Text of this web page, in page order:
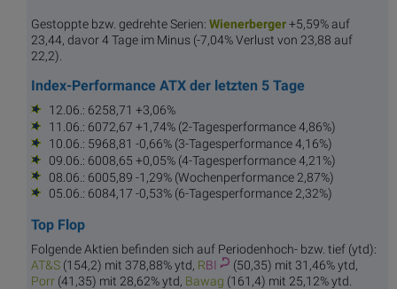
Gestoppte bzw. gedrehte Serien: Wienerberger+5,59% auf
23,44, davor 4 Tage im Minus (-7,04% Verlust von 23,88 auf
22,2).
Index-Performance ATX der letzten 5 Tage
12.06.: 6258,71 +3,06%
11.06.: 6072,67 +1,74% (2-Tagesperformance 4,86%)
10.06.: 5968,81 -0,66% (3-Tagesperformance 4,16%)
09.06.: 6008,65 +0,05% (4-Tagesperformance 4,21%)
08.06.: 6005,89 -1,29% (Wochenperformance 2,87%)
05.06.: 6084,17 -0,53% (6-Tagesperformance 2,32%)
Top Flop
Folgende Aktien befinden sich auf Periodenhoch- bzw. tief (ytd):
AT&S (154,2) mit 378,88% ytd, RBI
(50,35) mit 31,46% ytd,
Porr (41,35) mit 28,62% ytd, Bawag (161,4) mit 25,12% ytd.